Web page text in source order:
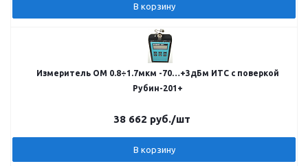
В корзину
Измеритель ОМ 0.8÷1.7мкм -70…+3дБм ИТС с поверкой
Рубин-201+
38 662 руб./шт
В корзину